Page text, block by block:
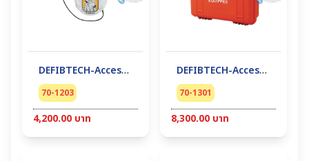
DEFIBTECH-Accessory AED #Adult Defib. Pad Package รุ่น DDU-100
70-1203
4,200.00 บาท
DEFIBTECH-Accessory AED #Carryying Case รุ่น View
70-1301
8,300.00 บาท